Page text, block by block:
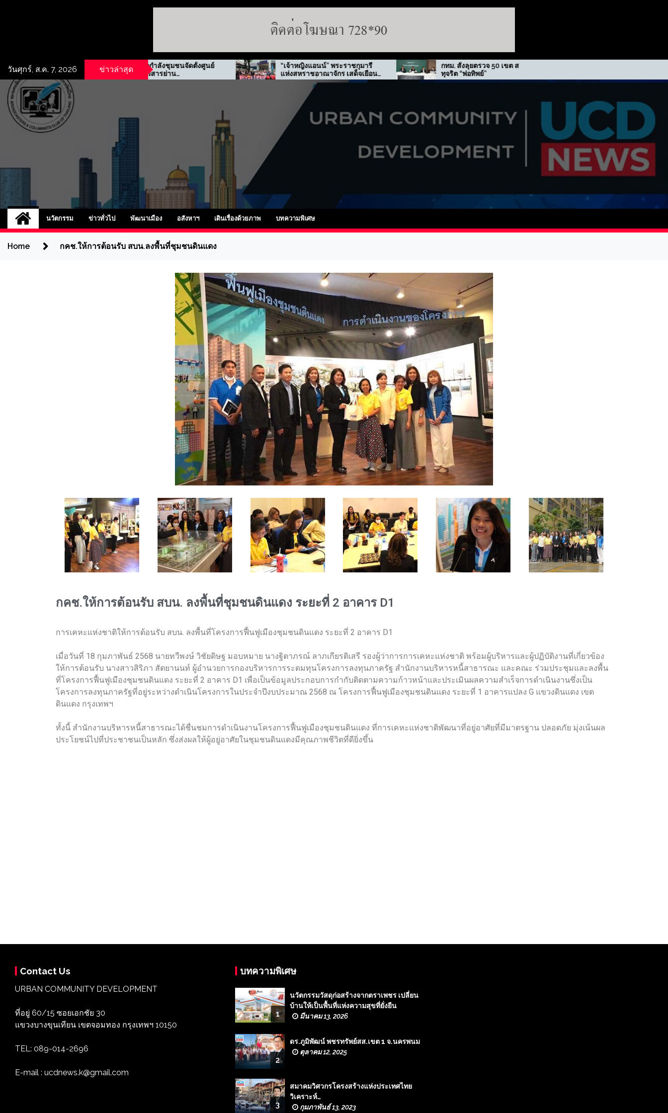
วันศุกร์, ส.ค. 7, 2026 ข่าวล่าสุด
ชิง
ลบุรี
รฟม. ผนึกกำลังชุมชนจัดตั้งศูนย์
ข้อมูลข่าวสารย่าน
ประชาสงเคราะห์
“เจ้าหญิงแอนน์” พระราชกุมารี
แห่งสหราชอาณาจักร เสด็จเยือน
ไทย-เกาหลีใต้
กทม. สั่งลุยตรวจ 50 เขต สกัดปม
ทุจริต “พ่อทิพย์”
UCD
NEW
นวัตกรรม ข่าวทั่วไป พัฒนาเมือง อสังหาฯ เดินเรื่องด้วยภาพ บทความพิเศษ
Home กคช.ให้การต้อนรับ สบน.ลงพื้นที่ชุมชนดินแดง
กคช.ให้การต้อนรับ สบน. ลงพื้นที่ชุมชนดินแดง ระยะที่ 2 อาคาร D1
การเคหะแห่งชาติให้การต้อนรับ สบน. ลงพื้นที่โครงการฟื้นฟูเมืองชุมชนดินแดง ระยะที่ 2 อาคาร D1
เมื่อวันที่ 18 กุมภาพันธ์ 2568 นายทวีพงษ์ วิชัยดิษฐ มอบหมาย นางฐิตาภรณ์ ลาภเกียรติเสรี รองผู้ว่าการการเคหะแห่งชาติ พร้อมผู้บริหารและผู้ปฏิบัติงานที่เกี่ยวข้อง
ให้การต้อนรับ นางสาวสิริภา สัตยานนท์ ผู้อำนวยการกองบริหารการระดมทุนโครงการลงทุนภาครัฐ สำนักงานบริหารหนี้สาธารณะ และคณะ ร่วมประชุมและลงพื้น
ที่โครงการฟื้นฟูเมืองชุมชนดินแดง ระยะที่ 2 อาคาร D1 เพื่อเป็นข้อมูลประกอบการกำกับติดตามความก้าวหน้าและประเมินผลความสำเร็จการดำเนินงานซึ่งเป็น
โครงการลงทุนภาครัฐที่อยู่ระหว่างดำเนินโครงการในประจำปีงบประมาณ 2568 ณ โครงการฟื้นฟูเมืองชุมชนดินแดง ระยะที่ 1 อาคารแปลง G แขวงดินแดง เขต
ดินแดง กรุงเทพฯ
ทั้งนี้ สำนักงานบริหารหนี้สาธารณะได้ชื่นชมการดำเนินงานโครงการฟื้นฟูเมืองชุมชนดินแดง ที่การเคหะแห่งชาติพัฒนาที่อยู่อาศัยที่มีมาตรฐาน ปลอดภัย มุ่งเน้นผล
ประโยชน์ไปที่ประชาชนเป็นหลัก ซึ่งส่งผลให้ผู้อยู่อาศัยในชุมชนดินแดงมีคุณภาพชีวิตที่ดียิ่งขึ้น
Contact Us
URBAN COMMUNITY DEVELOPMENT
ที่อยู่ 60/15 ซอยเอกชัย 30
แขวงบางขุนเทียน เขตจอมทอง กรุงเทพฯ 10150
TEL: 089-014-2696
E-mail : ucdnews.k@gmail.com
บทความพิเศษ
1
นวัตกรรมวัสดุก่อสร้างจากตราเพชร เปลี่ยน
บ้านให้เป็นพื้นที่แห่งความสุขที่ยั่งยืน
มีนาคม 13, 2026
2
ดร.ภูมิพัฒน์ พชรทรัพย์สส.เขต 1 จ.นครพนม
ตุลาคม 12, 2025
3
สมาคมวิศวกรโครงสร้างแห่งประเทศไทย
วิเคราะห์…
กุมภาพันธ์ 13, 2023